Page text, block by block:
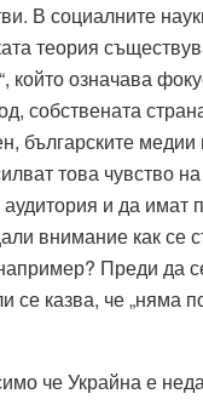
В социалните
теория
който означава
собствената
българските медии
това чувство
и да имат
внимание как се
Преди да
се казва, че „няма
че Украйна е